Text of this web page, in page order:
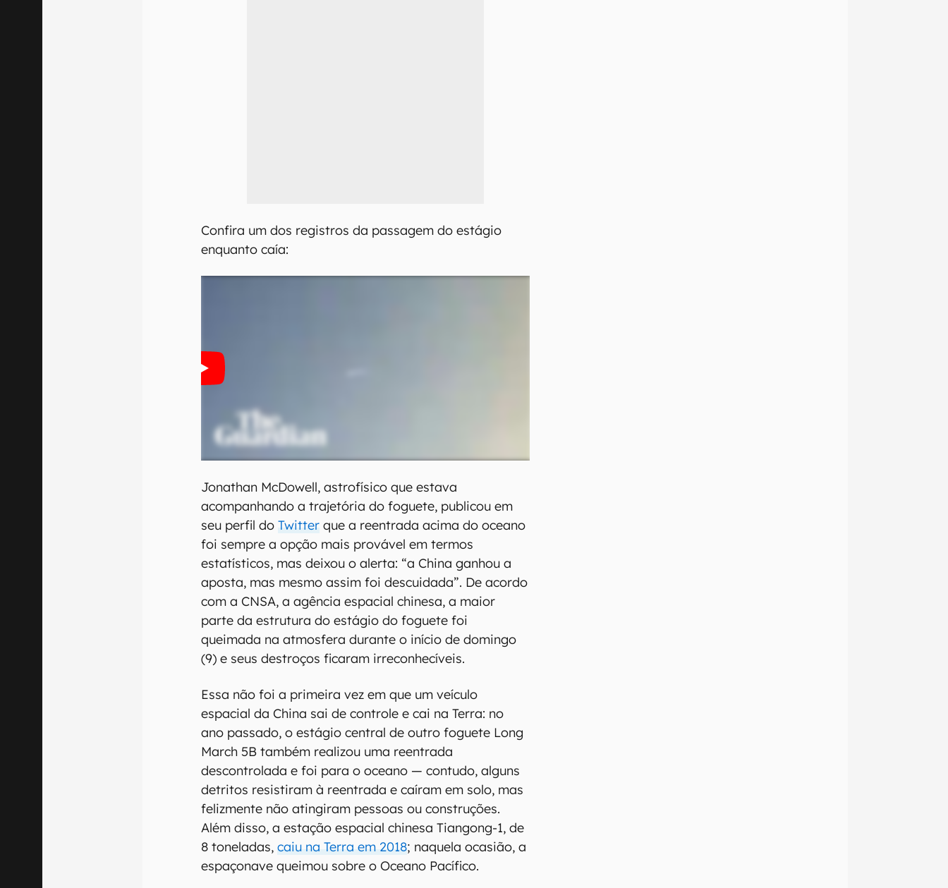
Confira um dos registros da passagem do estágio
enquanto caía:
Jonathan McDowell, astrofísico que estava
acompanhando a trajetória do foguete, publicou em
seu perfil doTwitter que a reentrada acima do oceano
foi sempre a opção mais provável em termos
estatísticos, mas deixou o alerta: “a China ganhou a
aposta, mas mesmo assim foi descuidada”. De acordo
com a CNSA, a agência espacial chinesa, a maior
parte da estrutura do estágio do foguete foi
queimada na atmosfera durante o início de domingo
(9) e seus destroços ficaram irreconhecíveis.
Essa não foi a primeira vez em que um veículo
espacial da China sai de controle e cai na Terra: no
ano passado, o estágio central de outro foguete Long
March 5B também realizou uma reentrada
descontrolada e foi para o oceano — contudo, alguns
detritos resistiram à reentrada e caíram em solo, mas
felizmente não atingiram pessoas ou construções.
Além disso, a estação espacial chinesa Tiangong-1, de
8 toneladas,caiu na Terra em 2018; naquela ocasião, a
espaçonave queimou sobre o Oceano Pacífico.